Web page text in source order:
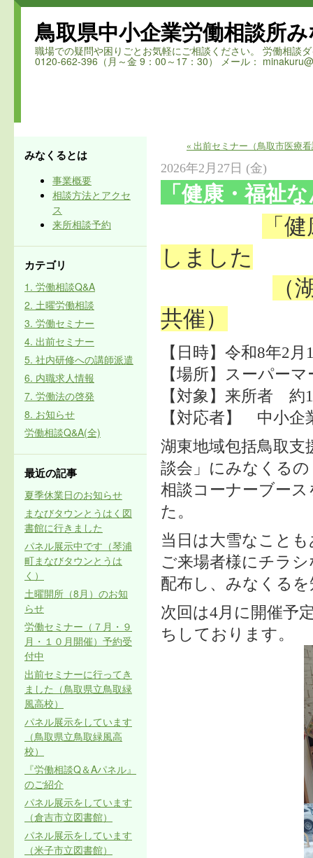
鳥取県中小企業労働相談所
職場での疑問や困りごとお気軽にご相談ください。 労働相
0120-662-396（月～金 9：00～17：30） メール：
みなくるとは
事業概要
相談方法とアクセ
ス
来所相談予約
カテゴリ
1. 労働相談Q&A
2. 土曜労働相談
3. 労働セミナー
4. 出前セミナー
5. 社内研修への講師派遣
6. 内職求人情報
7. 労働法の啓発
8. お知らせ
労働相談Q&A(全)
最近の記事
夏季休業日のお知らせ
まなびタウンとうはく図
書館に行きました
パネル展示中です（琴浦
町まなびタウンとうは
く）
土曜開所（8月）のお知
らせ
労働セミナー（７月・９
月・１０月開催）予約受
付中
出前セミナーに行ってき
ました（鳥取県立鳥取緑
風高校）
パネル展示をしています
（鳥取県立鳥取緑風高
校）
『労働相談Q＆Aパネル』
のご紹介
パネル展示をしています
（倉吉市立図書館）
パネル展示をしています
（米子市立図書館）
« 出前セミナー（鳥取市医療
2026年2月27日 (金)
「健康・福祉
「
しました
（
共催）
【日時】令和8年2
【場所】スーパー
【対象】来所者 約
【対応者】 中小
湖東地域包括鳥取
談会」にみなくるの
相談コーナーブー
た。
当日は大雪なこと
ご来場者様にチラ
配布し、みなくる
次回は4月に開催予
ちしております。